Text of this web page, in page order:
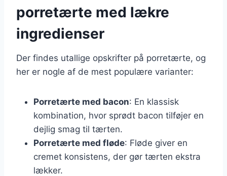
porretærte med lækre
ingredienser
Der findes utallige opskrifter på porretærte, og
her er nogle af de mest populære varianter:
Porretærte med bacon: En klassisk
kombination, hvor sprødt bacon tilføjer en
dejlig smag til tærten.
Porretærte med fløde: Fløde giver en
cremet konsistens, der gør tærten ekstra
lækker.